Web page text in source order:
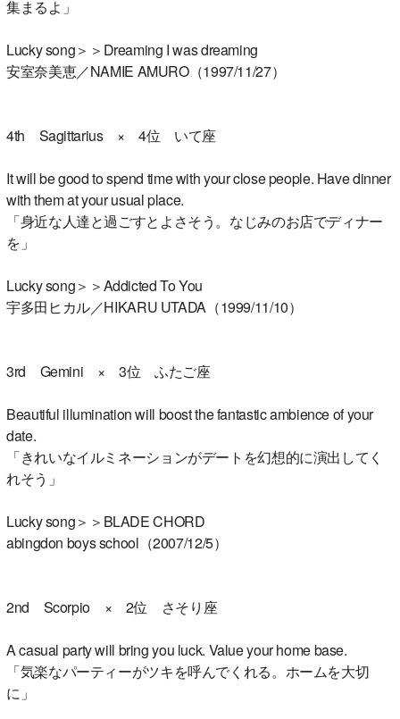
集まるよ」
Lucky song＞＞Dreaming I was dreaming
安室奈美恵／NAMIE AMURO（1997/11/27）
4th Sagittarius × 4位 いて座
It will be good to spend time with your close people. Have dinner
with them at your usual place.
「身近な人達と過ごすとよさそう。なじみのお店でディナー
を」
Lucky song＞＞Addicted To You
宇多田ヒカル／HIKARU UTADA（1999/11/10）
3rd Gemini × 3位 ふたご座
Beautiful illumination will boost the fantastic ambience of your
date.
「きれいなイルミネーションがデートを幻想的に演出してく
れそう」
Lucky song＞＞BLADE CHORD
abingdon boys school（2007/12/5）
2nd Scorpio × 2位 さそり座
A casual party will bring you luck. Value your home base.
「気楽なパーティーがツキを呼んでくれる。ホームを大切
に」